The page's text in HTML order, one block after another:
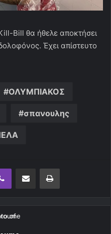
Bill θα ήθελε αποκτήσει
Έχει απίστευτο
ΟΛΥΜΠΙΑΚΟΣ
σπανουλης
Viber Κοινοποίηση μέσω ηλεκτρονικού ταχυδρομείουΕκτύπωση